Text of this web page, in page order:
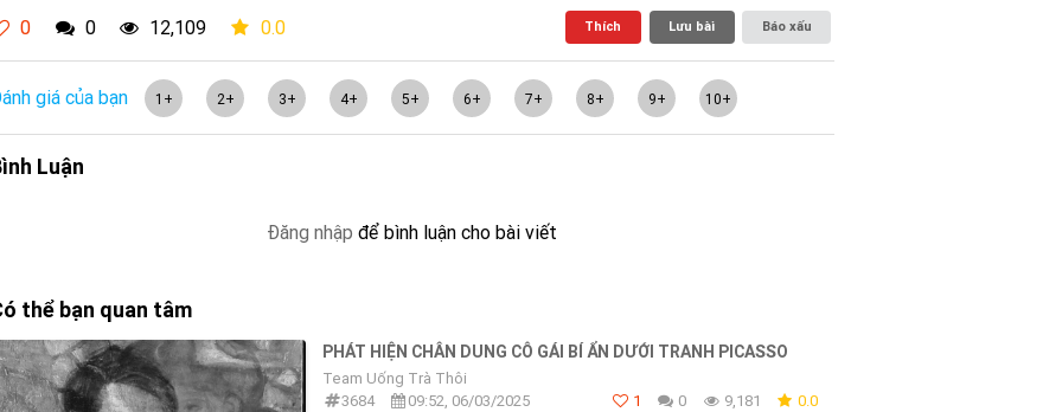
0 0 12,109 0.0 Thích Lưu bài Báo xấu
giá của bạn 1+ 2+ 3+ 4+ 5+ 6+ 7+ 8+ 9+ 10+
Luận
Đăng nhập để bình luận cho bài viết
thể bạn quan tâm
PHÁT HIỆN CHÂN DUNG CÔ GÁI BÍ ẨN DƯỚI TRANH PICASSO
Team Uống Trà Thôi
3684
09:52, 06/03/2025 1 0 9,181 0.0